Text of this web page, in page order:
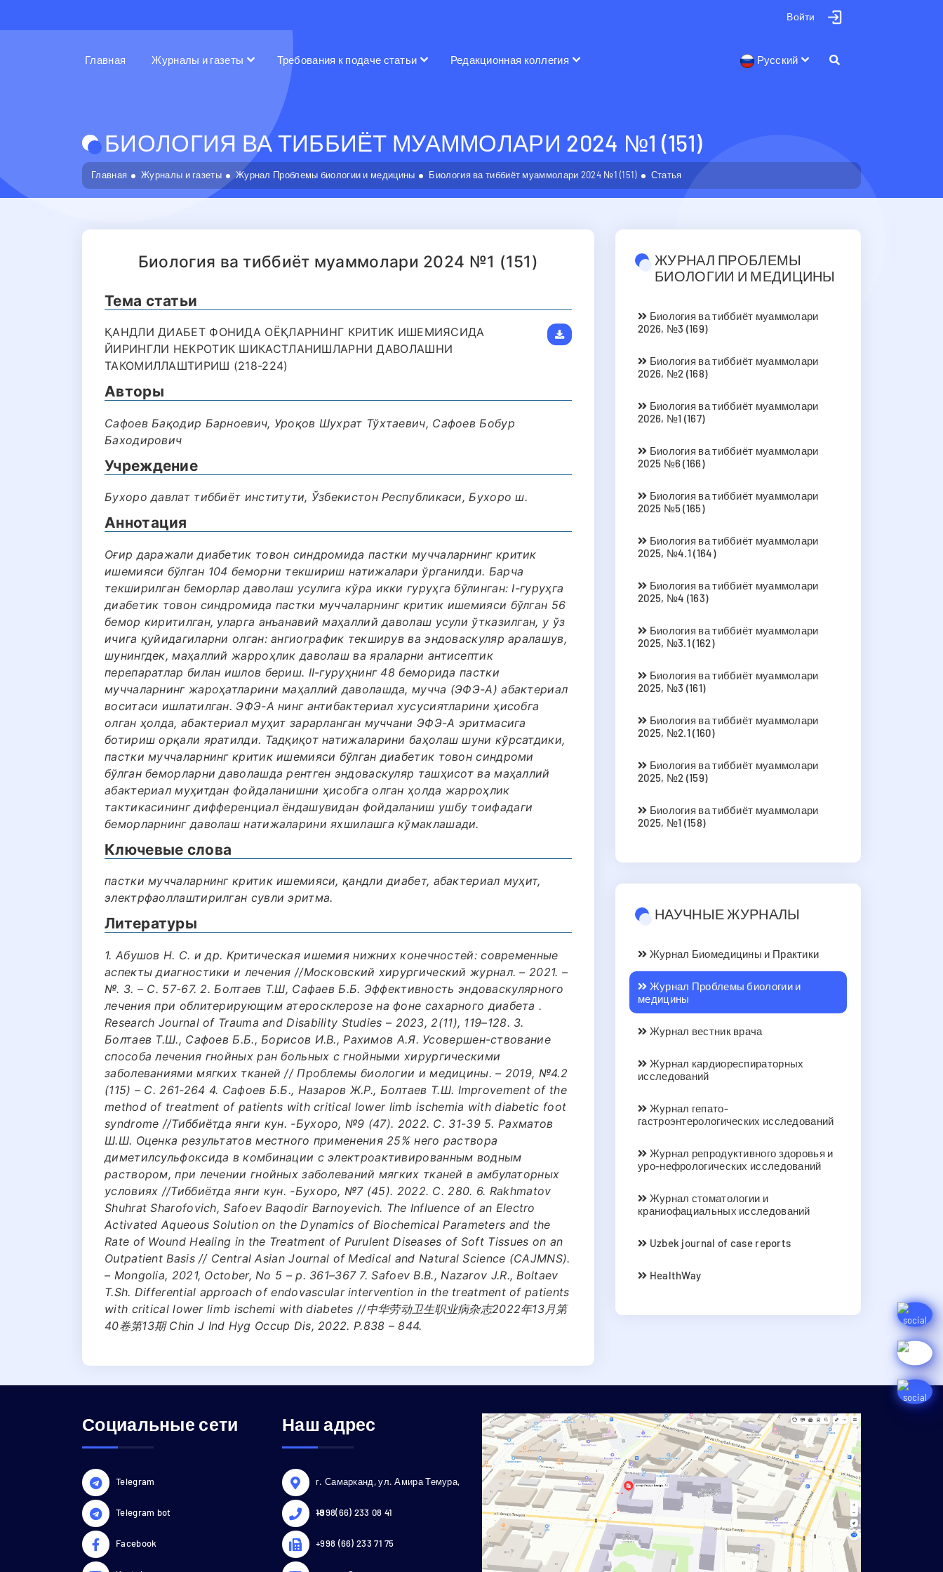
Войти
Главная Журналы и газеты Требования к подаче статьи Редакционная коллегия Русский
БИОЛОГИЯ ВА ТИББИЁТ МУАММОЛАРИ 2024 №1 (151)
Главная Журналы и газеты Журнал Проблемы биологии и медицины Биология ва тиббиёт муаммолари 2024 №1 (151) Статья
Биология ва тиббиёт муаммолари 2024 №1 (151)
Тема статьи
ҚАНДЛИ ДИАБЕТ ФОНИДА ОЁҚЛАРНИНГ КРИТИК ИШЕМИЯСИДА
ЙИРИНГЛИ НЕКРОТИК ШИКАСТЛАНИШЛАРНИ ДАВОЛАШНИ
ТАКОМИЛЛАШТИРИШ (218-224)
Авторы
Сафоев Бақодир Барноевич, Уроқов Шухрат Тўхтаевич, Сафоев Бобур
Баходирович
Учреждение
Бухоро давлат тиббиёт институти, Ўзбекистон Республикаси, Бухоро ш.
Аннотация
Оғир даражали диабетик товон синдромида пастки муччаларнинг критик
ишемияси бўлган 104 беморни текшириш натижалари ўрганилди. Барча
текширилган беморлар даволаш усулига кўра икки гуруҳга бўлинган: I-гуруҳга
диабетик товон синдромида пастки муччаларнинг критик ишемияси бўлган 56
бемор киритилган, уларга анъанавий маҳаллий даволаш усули ўтказилган, у ўз
ичига қуйидагиларни олган: ангиографик текширув ва эндоваскуляр аралашув,
шунингдек, маҳаллий жарроҳлик даволаш ва яраларни антисептик
перепаратлар билан ишлов бериш. II-гуруҳнинг 48 беморида пастки
муччаларнинг жароҳатларини маҳаллий даволашда, мучча (ЭФЭ-А) абактериал
воситаси ишлатилган. ЭФЭ-А нинг антибактериал хусусиятларини ҳисобга
олган ҳолда, абактериал муҳит зарарланган муччани ЭФЭ-А эритмасига
ботириш орқали яратилди. Тадқиқот натижаларини баҳолаш шуни кўрсатдики,
пастки муччаларнинг критик ишемияси бўлган диабетик товон синдроми
бўлган беморларни даволашда рентген эндоваскуляр ташҳисот ва маҳаллий
абактериал муҳитдан фойдаланишни ҳисобга олган ҳолда жарроҳлик
тактикасининг дифференциал ёндашувидан фойдаланиш ушбу тоифадаги
беморларнинг даволаш натижаларини яхшилашга кўмаклашади.
Ключевые слова
пастки муччаларнинг критик ишемияси, қандли диабет, абактериал муҳит,
электрфаоллаштирилган сувли эритма.
Литературы
1. Абушов Н. С. и др. Критическая ишемия нижних конечностей: современные
аспекты диагностики и лечения //Московский хирургический журнал. – 2021. –
№. 3. – С. 57-67. 2. Болтаев Т.Ш, Сафаев Б.Б. Эффективность эндоваскулярного
лечения при облитерирующим атеросклерозе на фоне сахарного диабета .
Research Journal of Trauma and Disability Studies – 2023, 2(11), 119–128. 3.
Болтаев Т.Ш., Сафоев Б.Б., Борисов И.В., Рахимов А.Я. Усовершен-ствование
способа лечения гнойных ран больных с гнойными хирургическими
заболеваниями мягких тканей // Проблемы биологии и медицины. – 2019, №4.2
(115) – С. 261-264 4. Сафоев Б.Б., Назаров Ж.Р., Болтаев Т.Ш. Improvement of the
method of treatment of patients with critical lower limb ischemia with diabetic foot
syndrome //Тиббиётда янги кун. -Бухоро, №9 (47). 2022. C. 31-39 5. Рахматов
Ш.Ш. Оценка результатов местного применения 25% него раствора
диметилсульфоксида в комбинации с электроактивированным водным
раствором, при лечении гнойных заболеваний мягких тканей в амбулаторных
условиях //Тиббиётда янги кун. -Бухоро, №7 (45). 2022. C. 280. 6. Rakhmatov
Shuhrat Sharofovich, Safoev Baqodir Barnoyevich. The Influence of an Electro
Activated Aqueous Solution on the Dynamics of Biochemical Parameters and the
Rate of Wound Healing in the Treatment of Purulent Diseases of Soft Tissues on an
Outpatient Basis // Central Asian Journal of Medical and Natural Science (CAJMNS).
– Mongolia, 2021, Осtober, No 5 – р. 361–367 7. Safoev B.B., Nazarov J.R., Boltaev
T.Sh. Differential approach of endovascular intervention in the treatment of patients
with critical lower limb ischemi with diabetes //中华劳动卫生职业病杂志2022年13月第
40卷第13期 Chin J Ind Hyg Occup Dis, 2022. P.838 – 844.
ЖУРНАЛ ПРОБЛЕМЫ
БИОЛОГИИ И МЕДИЦИНЫ
Биология ва тиббиёт муаммолари
2026, №3 (169)
Биология ва тиббиёт муаммолари
2026, №2 (168)
Биология ва тиббиёт муаммолари
2026, №1 (167)
Биология ва тиббиёт муаммолари
2025 №6 (166)
Биология ва тиббиёт муаммолари
2025 №5 (165)
Биология ва тиббиёт муаммолари
2025, №4.1 (164)
Биология ва тиббиёт муаммолари
2025, №4 (163)
Биология ва тиббиёт муаммолари
2025, №3.1 (162)
Биология ва тиббиёт муаммолари
2025, №3 (161)
Биология ва тиббиёт муаммолари
2025, №2.1 (160)
Биология ва тиббиёт муаммолари
2025, №2 (159)
Биология ва тиббиёт муаммолари
2025, №1 (158)
НАУЧНЫЕ ЖУРНАЛЫ
Журнал Биомедицины и Практики
Журнал Проблемы биологии и
медицины
Журнал вестник врача
Журнал кардиореспираторных
исследований
Журнал гепато-
гастроэнтерологических исследований
Журнал репродуктивного здоровья и
уро-нефрологических исследований
Журнал стоматологии и
краниофациальных исследований
Uzbek journal of case reports
HealthWay
Социальные сети
Telegram
Telegram bot
Facebook
Наш адрес
г. Самарканд, ул. Амира Темура,
18
+998(66) 233 08 41
+998 (66) 233 71 75